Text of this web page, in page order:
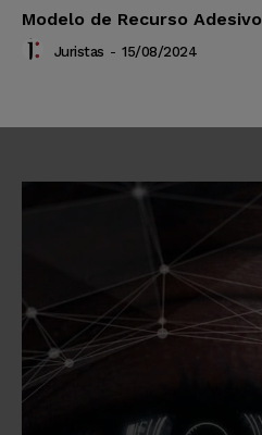
Modelo de Recurso Adesivo
Juristas - 15/08/2024